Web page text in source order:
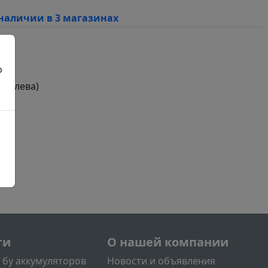
в 3 магазинах
слева)
аккумуляторов
Меню учётной записи
О нашей компании
Новости и объявления